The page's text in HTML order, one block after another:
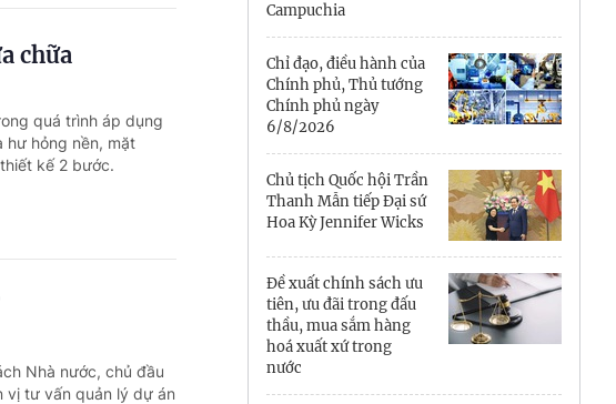
Đắk Lắk
Đồng Nai
Đồng Tháp
Gia Lai
Hồ Chí Minh
Hà Tĩnh
Hưng Yên
chữa
quá trình áp dụng
hư hỏng nền, mặt
kế 2 bước.
Nhà nước, chủ đầu
vị tư vấn quản lý dự án
Campuchia
Chỉ đạo, điều hành của
Chính phủ, Thủ tướng
Chính phủ ngày
6/8/2026
Chủ tịch Quốc hội Trần
Thanh Mẫn tiếp Đại sứ
Hoa Kỳ Jennifer Wicks
Đề xuất chính sách ưu
tiên, ưu đãi trong đấu
thầu, mua sắm hàng
hoá xuất xứ trong
nước